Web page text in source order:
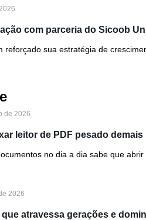
com parceria do Sicoob
reforçado sua estratégia de
de 2026
leitor de PDF pesado demais
no dia a dia sabe que
2026
atravessa gerações e